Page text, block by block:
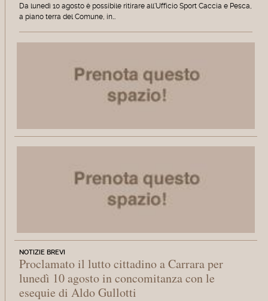
Da lunedì 10 agosto è possibile ritirare all'Ufficio Sport Caccia e Pesca,
a piano terra del Comune, in…
NOTIZIE BREVI
Proclamato il lutto cittadino a Carrara per
lunedì 10 agosto in concomitanza con le
esequie di Aldo Gullotti